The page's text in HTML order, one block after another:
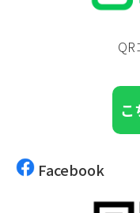
こ
Facebook